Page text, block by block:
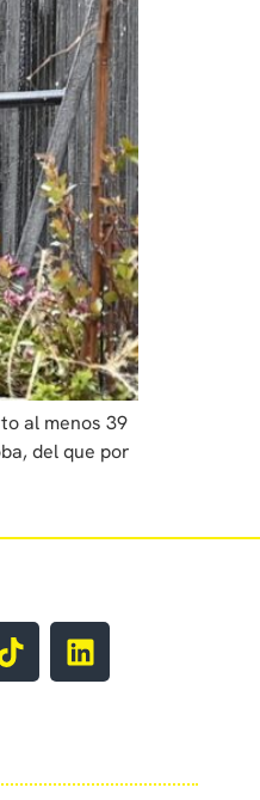
al menos 39
del que por